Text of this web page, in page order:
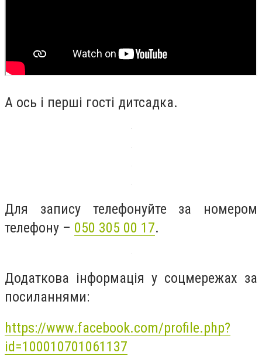
А ось і перші гості дитсадка.
Для запису телефонуйте за номером
телефону – 050 305 00 17.
Додаткова інформація у соцмережах за
посиланнями:
https://www.facebook.com/profile.php?
id=100010701061137